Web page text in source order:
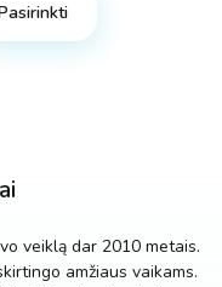
chosen
on
veiklą dar 2010 metais.
amžiaus vaikams.